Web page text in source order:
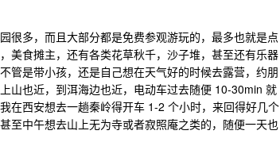
多，而且大部分都是免费参观游玩的，最多也就是点
美食摊主，还有各类花草秋千，沙子堆，甚至还有乐器
管是带小孩，还是自己想在天气好的时候去露营，约朋
山也近，到洱海边也近，电动车过去随便 10-30min 就
在西安想去一趟秦岭得开车 1-2 个小时，来回得好几个
至中午想去山上无为寺或者寂照庵之类的，随便一天也